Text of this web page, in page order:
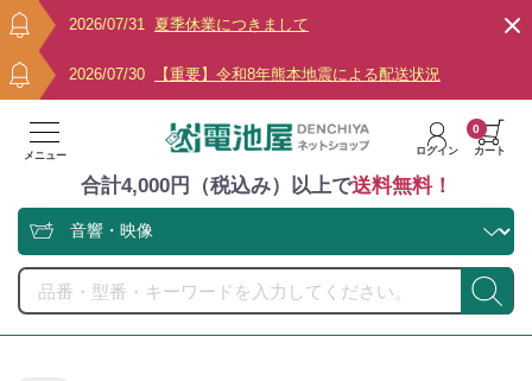
2026/07/31 夏季休業につきまして
2026/07/30 【重要】令和8年熊本地震による配送状況
メニュー ログイン カート
0
合計4,000円（税込み）以上で送料無料！